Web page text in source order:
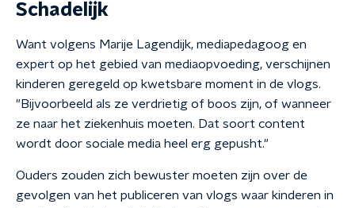
Schadelijk
Want volgens Marije Lagendijk, mediapedagoog en
expert op het gebied van mediaopvoeding, verschijnen
kinderen geregeld op kwetsbare moment in de vlogs.
"Bijvoorbeeld als ze verdrietig of boos zijn, of wanneer
ze naar het ziekenhuis moeten. Dat soort content
wordt door sociale media heel erg gepusht."
Ouders zouden zich bewuster moeten zijn over de
gevolgen van het publiceren van vlogs waar kinderen in